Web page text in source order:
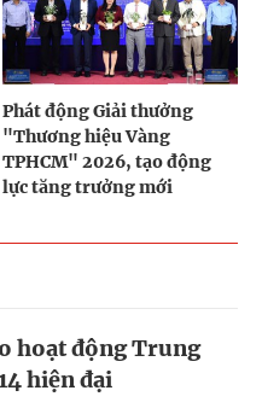
Phát động Giải thưởng
"Thương hiệu Vàng
TPHCM" 2026, tạo động
lực tăng trưởng mới
hoạt động Trung
hiện đại